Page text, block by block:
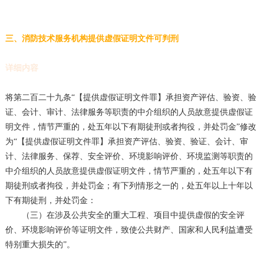
三、消防技术服务机构提供虚假证明文件可判刑
详细内容
将第二百二十九条“【提供虚假证明文件罪】承担资产评估、验资、验
证、会计、审计、法律服务等职责的中介组织的人员故意提供虚假证
明文件，情节严重的，处五年以下有期徒刑或者拘役，并处罚金”修改
为“【提供虚假证明文件罪】承担资产评估、验资、验证、会计、审
计、法律服务、保荐、安全评价、环境影响评价、环境监测等职责的
中介组织的人员故意提供虚假证明文件，情节严重的，处五年以下有
期徒刑或者拘役，并处罚金；有下列情形之一的，处五年以上十年以
下有期徒刑，并处罚金：
（三）在涉及公共安全的重大工程、项目中提供虚假的安全评
价、环境影响评价等证明文件，致使公共财产、国家和人民利益遭受
特别重大损失的”。